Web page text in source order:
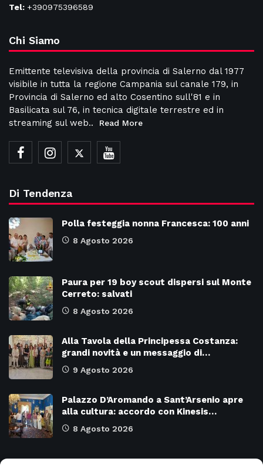
Tel: +390975396589
Chi Siamo
Emittente televisiva della provincia di Salerno dal 1977
visibile in tutta la regione Campania sul canale 179, in
Provincia di Salerno ed alto Cosentino sull'81 e in
Basilicata sul 76, in tecnica digitale terrestre ed in
streaming sul web..
Read More
Di Tendenza
Polla festeggia nonna Francesca: 100 anni
8 Agosto 2026
Paura per 19 boy scout dispersi sul Monte
Cerreto: salvati
8 Agosto 2026
Alla Tavola della Principessa Costanza:
grandi novità e un messaggio di…
9 Agosto 2026
Palazzo D’Aromando a Sant’Arsenio apre
alla cultura: accordo con Kinesis…
8 Agosto 2026